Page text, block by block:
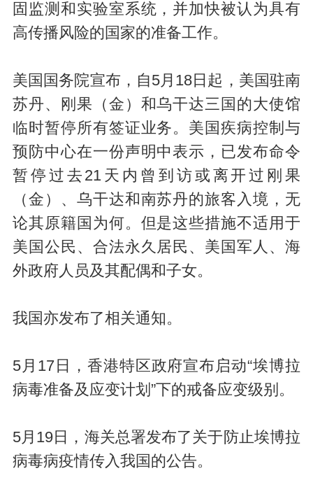
固监测和实验室系统，并加快被认为具有
高传播风险的国家的准备工作。
美国国务院宣布，自5月18日起，美国驻南
苏丹、刚果（金）和乌干达三国的大使馆
临时暂停所有签证业务。美国疾病控制与
预防中心在一份声明中表示，已发布命令
暂停过去21天内曾到访或离开过刚果
（金）、乌干达和南苏丹的旅客入境，无
论其原籍国为何。但是这些措施不适用于
美国公民、合法永久居民、美国军人、海
外政府人员及其配偶和子女。
我国亦发布了相关通知。
5月17日，香港特区政府宣布启动“埃博拉
病毒准备及应变计划”下的戒备应变级别。
5月19日，海关总署发布了关于防止埃博拉
病毒病疫情传入我国的公告。